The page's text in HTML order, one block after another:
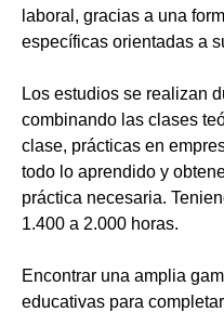
laboral, gracias a una
específicas orientadas a
Los estudios se realizan
combinando las clases
clase, prácticas en
todo lo aprendido y
práctica necesaria.
1.400 a 2.000 horas.
Encontrar una amplia
educativas para